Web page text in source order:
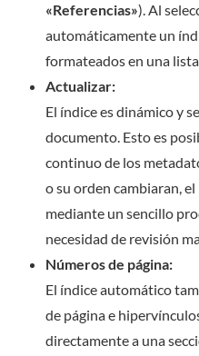
«Referencias»). Al
automáticamente un
formateados en una
Actualizar:
El índice es dinámico y
documento. Esto es
continuo de los
o su orden cambiaran,
mediante un sencillo
necesidad de revisión
Números de página:
El índice automático
de página e
directamente a una